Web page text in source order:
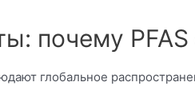
почему
глобальное